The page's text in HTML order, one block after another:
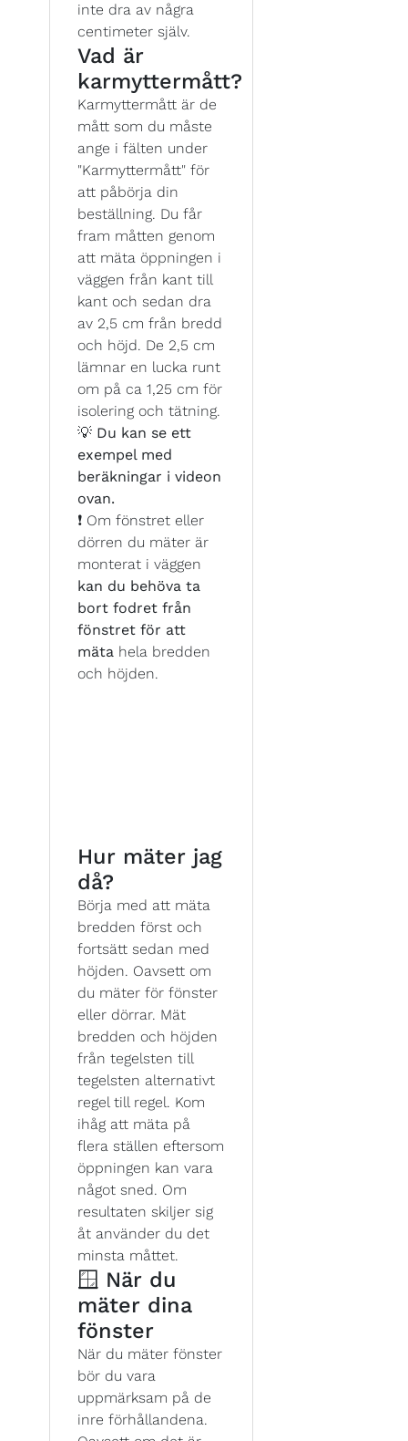
inte dra av några
centimeter själv.
Vad är
karmyttermått?
Karmyttermått är de
mått som du måste
ange i fälten under
"Karmyttermått" för
att påbörja din
beställning. Du får
fram måtten genom
att mäta öppningen i
väggen från kant till
kant och sedan dra
av 2,5 cm från bredd
och höjd. De 2,5 cm
lämnar en lucka runt
om på ca 1,25 cm för
isolering och tätning.
💡 Du kan se ett
exempel med
beräkningar i videon
ovan.
❗ Om fönstret eller
dörren du mäter är
monterat i väggen
kan du behöva ta
bort fodret från
fönstret för att
mäta hela bredden
och höjden.
Hur mäter jag
då?
Börja med att mäta
bredden först och
fortsätt sedan med
höjden. Oavsett om
du mäter för fönster
eller dörrar. Mät
bredden och höjden
från tegelsten till
tegelsten alternativt
regel till regel. Kom
ihåg att mäta på
flera ställen eftersom
öppningen kan vara
något sned. Om
resultaten skiljer sig
åt använder du det
minsta måttet.
🪟 När du
mäter dina
fönster
När du mäter fönster
bör du vara
uppmärksam på de
inre förhållandena.